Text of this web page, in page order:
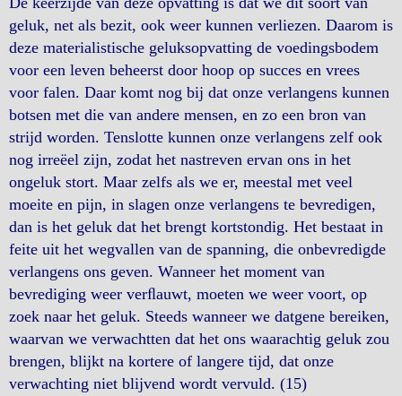
geluk, net als bezit, ook weer kunnen verliezen. Daarom is
deze materialistische geluksopvatting de voedingsbodem
voor een leven beheerst door hoop op succes en vrees
voor falen. Daar komt nog bij dat onze verlangens kunnen
botsen met die van andere mensen, en zo een bron van
strijd worden. Tenslotte kunnen onze verlangens zelf ook
nog irreëel zijn, zodat het nastreven ervan ons in het
ongeluk stort. Maar zelfs als we er, meestal met veel
moeite en pijn, in slagen onze verlangens te bevredigen,
dan is het geluk dat het brengt kortstondig. Het bestaat in
feite uit het wegvallen van de spanning, die onbevredigde
verlangens ons geven. Wanneer het moment van
bevrediging weer verﬂauwt, moeten we weer voort, op
zoek naar het geluk. Steeds wanneer we datgene bereiken,
waarvan we verwachtten dat het ons waarachtig geluk zou
brengen, blijkt na kortere of langere tijd, dat onze
verwachting niet blijvend wordt vervuld. (15)